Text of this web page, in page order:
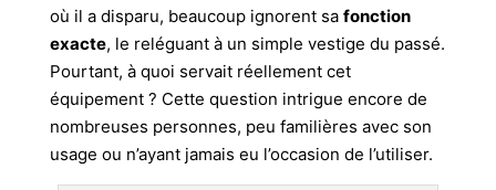
où il a disparu, beaucoup ignorent sa fonction
exacte, le reléguant à un simple vestige du passé.
Pourtant, à quoi servait réellement cet
équipement ? Cette question intrigue encore de
nombreuses personnes, peu familières avec son
usage ou n’ayant jamais eu l’occasion de l’utiliser.